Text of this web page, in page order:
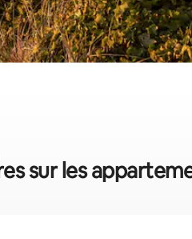
sur les